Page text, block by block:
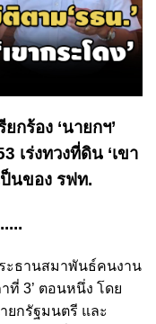
กร้อง ‘นายกฯ’
เร่งทวงที่ดิน ‘เขา
ป็นของ รฟท.
ะธานสมาพันธ์คนงาน
ที่ 3’ ตอนหนึ่ง โดย
ยกรัฐมนตรี และ